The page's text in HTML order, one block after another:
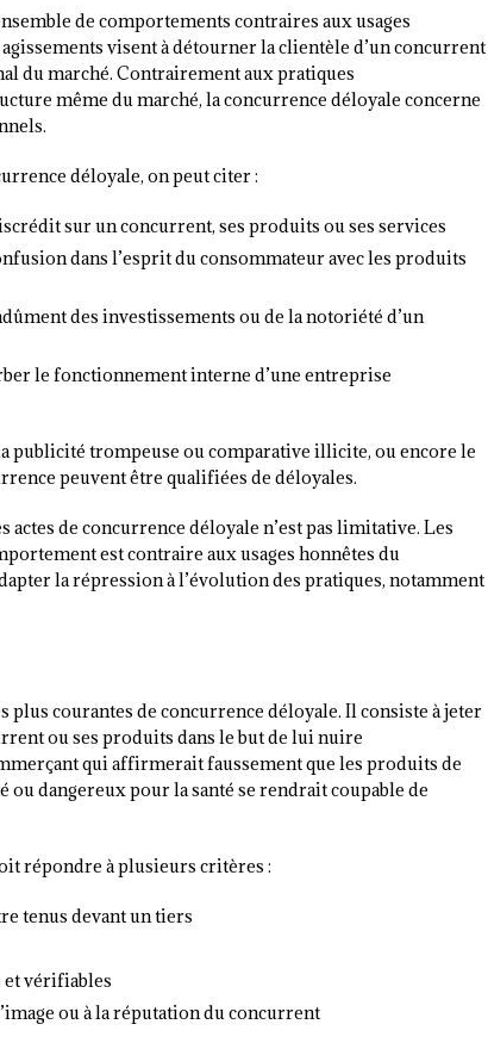
de comportements contraires aux usages
visent à détourner la clientèle d’un concurrent
du marché. Contrairement aux pratiques
même du marché, la concurrence déloyale concerne
déloyale, on peut citer :
sur un concurrent, ses produits ou ses services
dans l’esprit du consommateur avec les produits
des investissements ou de la notoriété d’un
le fonctionnement interne d’une entreprise
publicité trompeuse ou comparative illicite, ou encore le
peuvent être qualifiées de déloyales.
actes de concurrence déloyale n’est pas limitative. Les
est contraire aux usages honnêtes du
la répression à l’évolution des pratiques, notamment
plus courantes de concurrence déloyale. Il consiste à jeter
ou ses produits dans le but de lui nuire
qui affirmerait faussement que les produits de
ou dangereux pour la santé se rendrait coupable de
répondre à plusieurs critères :
tenus devant un tiers
et vérifiables
ou à la réputation du concurrent